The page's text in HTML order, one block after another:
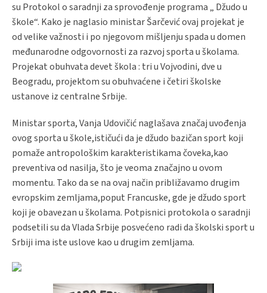
su Protokol o saradnji za sprovođenje programa „ Džudo u
škole“. Kako je naglasio ministar Šarčević ovaj projekat je
od velike važnosti i po njegovom mišljenju spada u domen
međunarodne odgovornosti za razvoj sporta u školama.
Projekat obuhvata devet škola : tri u Vojvodini, dve u
Beogradu, projektom su obuhvaćene i četiri školske
ustanove iz centralne Srbije.
Ministar sporta, Vanja Udovičić naglašava značaj uvođenja
ovog sporta u škole,ističući da je džudo bazičan sport koji
pomaže antropološkim karakteristikama čoveka,kao
preventiva od nasilja, što je veoma značajno u ovom
momentu. Tako da se na ovaj način približavamo drugim
evropskim zemljama,poput Francuske, gde je džudo sport
koji je obavezan u školama. Potpisnici protokola o saradnji
podsetili su da Vlada Srbije posvećeno radi da školski sport u
Srbiji ima iste uslove kao u drugim zemljama.